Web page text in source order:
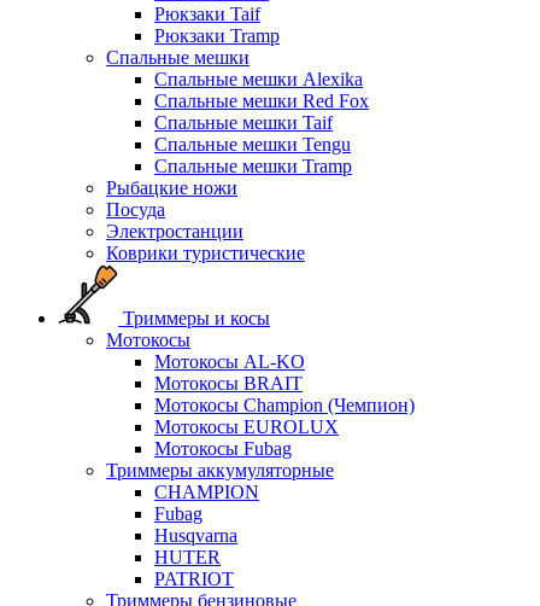
Рюкзаки Taif
Рюкзаки Tramp
Спальные мешки
Спальные мешки Alexika
Спальные мешки Red Fox
Спальные мешки Taif
Спальные мешки Tengu
Спальные мешки Tramp
Рыбацкие ножи
Посуда
Электростанции
Коврики туристические
Триммеры и косы
Мотокосы
Мотокосы AL-KO
Мотокосы BRAIT
Мотокосы Champion (Чемпион)
Мотокосы EUROLUX
Мотокосы Fubag
Триммеры аккумуляторные
CHAMPION
Fubag
Husqvarna
HUTER
PATRIOT
Триммеры бензиновые